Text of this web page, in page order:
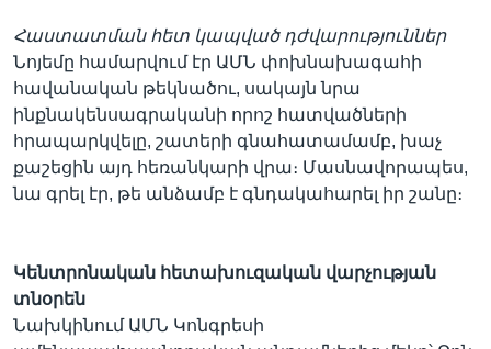
Հաստատման հետ կապված դժվարություններ
Նոյեմը համարվում էր ԱՄՆ փոխնախագահի
հավանական թեկնածու, սակայն նրա
ինքնակենսագրականի որոշ հատվածների
հրապարկվելը, շատերի գնահատամամբ, խաչ
քաշեցին այդ հեռանկարի վրա։ Մասնավորապես,
նա գրել էր, թե անձամբ է գնդակահարել իր շանը։
Կենտրոնական հետախուզական վարչության
տնօրեն
Նախկինում ԱՄՆ Կոնգրեսի